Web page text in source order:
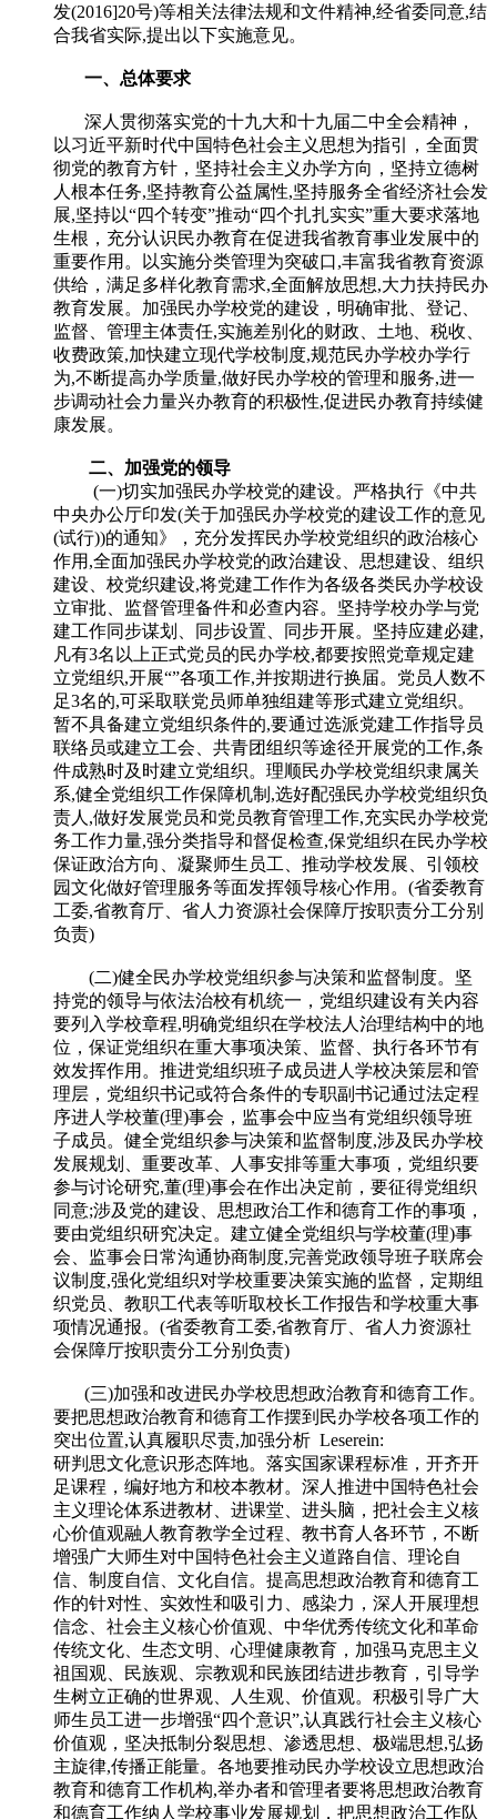
发(2016]20号)等相关法律法规和文件精神,经省委同意,结
合我省实际,提出以下实施意见。
一、总体要求
深人贯彻落实党的十九大和十九届二中全会精神，
以习近平新时代中国特色社会主义思想为指引，全面贯
彻党的教育方针，坚持社会主义办学方向，坚持立德树
人根本任务,坚持教育公益属性,坚持服务全省经济社会发
展,坚持以“四个转变”推动“四个扎扎实实”重大要求落地
生根，充分认识民办教育在促进我省教育事业发展中的
重要作用。以实施分类管理为突破口,丰富我省教育资源
供给，满足多样化教育需求,全面解放思想,大力扶持民办
教育发展。加强民办学校党的建设，明确审批、登记、
监督、管理主体责任,实施差别化的财政、土地、税收、
收费政策,加快建立现代学校制度,规范民办学校办学行
为,不断提高办学质量,做好民办学校的管理和服务,进一
步调动社会力量兴办教育的积极性,促进民办教育持续健
康发展。
二、加强党的领导
(一)切实加强民办学校党的建设。严格执行《中共
中央办公厅印发(关于加强民办学校党的建设工作的意见
(试行))的通知》，充分发挥民办学校党组织的政治核心
作用,全面加强民办学校党的政治建设、思想建设、组织
建设、校党织建设,将党建工作作为各级各类民办学校设
立审批、监督管理备件和必查内容。坚持学校办学与党
建工作同步谋划、同步设置、同步开展。坚持应建必建,
凡有3名以上正式党员的民办学校,都要按照党章规定建
立党组织,开展“”各项工作,并按期进行换届。党员人数不
足3名的,可采取联党员师单独组建等形式建立党组织。
暂不具备建立党组织条件的,要通过选派党建工作指导员
联络员或建立工会、共青团组织等途径开展党的工作,条
件成熟时及时建立党组织。理顺民办学校党组织隶属关
系,健全党组织工作保障机制,选好配强民办学校党组织负
责人,做好发展党员和党员教育管理工作,充实民办学校党
务工作力量,强分类指导和督促检查,保党组织在民办学校
保证政治方向、凝聚师生员工、推动学校发展、引领校
园文化做好管理服务等面发挥领导核心作用。(省委教育
工委,省教育厅、省人力资源社会保障厅按职责分工分别
负责)
(二)健全民办学校党组织参与决策和监督制度。坚
持党的领导与依法治校有机统一，党组织建设有关内容
要列入学校章程,明确党组织在学校法人治理结构中的地
位，保证党组织在重大事项决策、监督、执行各环节有
效发挥作用。推进党组织班子成员进人学校决策层和管
理层，党组织书记或符合条件的专职副书记通过法定程
序进人学校董(理)事会，监事会中应当有党组织领导班
子成员。健全党组织参与决策和监督制度,涉及民办学校
发展规划、重要改革、人事安排等重大事项，党组织要
参与讨论研究,董(理)事会在作出决定前，要征得党组织
同意;涉及党的建设、思想政治工作和德育工作的事项，
要由党组织研究决定。建立健全党组织与学校董(理)事
会、监事会日常沟通协商制度,完善党政领导班子联席会
议制度,强化党组织对学校重要决策实施的监督，定期组
织党员、教职工代表等听取校长工作报告和学校重大事
项情况通报。(省委教育工委,省教育厅、省人力资源社
会保障厅按职责分工分别负责)
(三)加强和改进民办学校思想政治教育和德育工作。
要把思想政治教育和德育工作摆到民办学校各项工作的
突出位置,认真履职尽责,加强分析 Leserein:
研判思文化意识形态阵地。落实国家课程标准，开齐开
足课程，编好地方和校本教材。深人推进中国特色社会
主义理论体系进教材、进课堂、进头脑，把社会主义核
心价值观融人教育教学全过程、教书育人各环节，不断
增强广大师生对中国特色社会主义道路自信、理论自
信、制度自信、文化自信。提高思想政治教育和德育工
作的针对性、实效性和吸引力、感染力，深人开展理想
信念、社会主义核心价值观、中华优秀传统文化和革命
传统文化、生态文明、心理健康教育，加强马克思主义
祖国观、民族观、宗教观和民族团结进步教育，引导学
生树立正确的世界观、人生观、价值观。积极引导广大
师生员工进一步增强“四个意识”,认真践行社会主义核心
价值观，坚决抵制分裂思想、渗透思想、极端思想,弘扬
主旋律,传播正能量。各地要推动民办学校设立思想政治
教育和德育工作机构,举办者和管理者要将思想政治教育
和德育工作纳人学校事业发展规划，把思想政治工作队